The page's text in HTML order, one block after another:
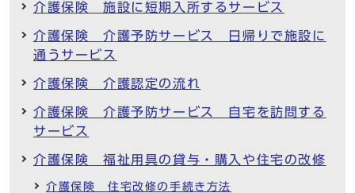
介護保険 施設に短期入所するサービス
介護保険 介護予防サービス 日帰りで施設に
通うサービス
介護保険 介護認定の流れ
介護保険 介護予防サービス 自宅を訪問する
サービス
介護保険 福祉用具の貸与・購入や住宅の改修
介護保険 住宅改修の手続き方法